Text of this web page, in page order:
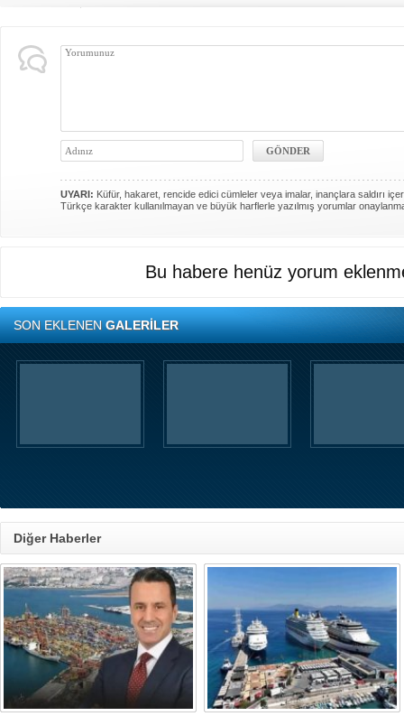
UYARI: Küfür, hakaret, rencide edici cümleler veya imalar, inançlara saldırı
Türkçe karakter kullanılmayan ve büyük harflerle yazılmış yorumlar
Bu habere henüz yorum
SON EKLENENGALERİLER
Diğer Haberler